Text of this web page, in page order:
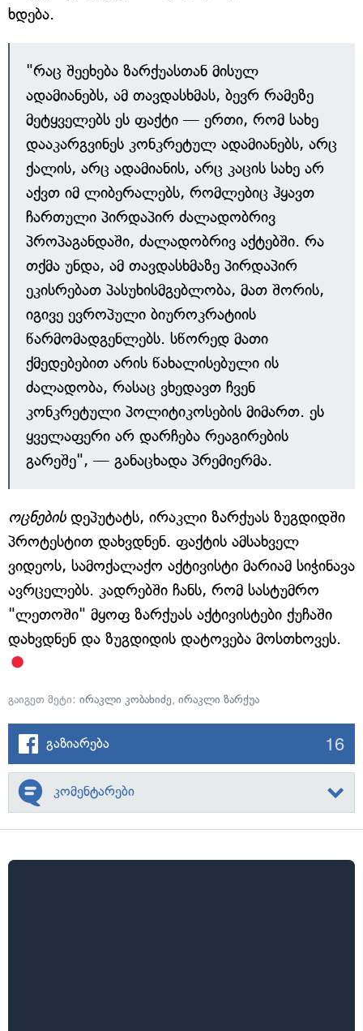
ხდება.
"რაც შეეხება ზარქუასთან მისულ
ადამიანებს, ამ თავდასხმას, ბევრ რამეზე
მეტყველებს ეს ფაქტი — ერთი, რომ სახე
დააკარგვინეს კონკრეტულ ადამიანებს, არც
ქალის, არც ადამიანის, არც კაცის სახე არ
აქვთ იმ ლიბერალებს, რომლებიც ჰყავთ
ჩართული პირდაპირ ძალადობრივ
პროპაგანდაში, ძალადობრივ აქტებში. რა
თქმა უნდა, ამ თავდასხმაზე პირდაპირ
ეკისრებათ პასუხისმგებლობა, მათ შორის,
იგივე ევროპული ბიუროკრატიის
წარმომადგენლებს. სწორედ მათი
ქმედებებით არის წახალისებული ის
ძალადობა, რასაც ვხედავთ ჩვენ
კონკრეტული პოლიტიკოსების მიმართ. ეს
ყველაფერი არ დარჩება რეაგირების
გარეშე", — განაცხადა პრემიერმა.
ოცნებისდეპუტატს, ირაკლი ზარქუას ზუგდიდში
პროტესტით დახვდნენ. ფაქტის ამსახველ
ვიდეოს, სამოქალაქო აქტივისტი მარიამ სიჭინავა
ავრცელებს. კადრებში ჩანს, რომ სასტუმრო
"ლეთოში" მყოფ ზარქუას აქტივისტები ქუჩაში
დახვდნენ და ზუგდიდის დატოვება მოსთხოვეს.
გაიგეთ მეტი: ირაკლი კობახიძე, ირაკლი ზარქუა
გაზიარება 16
კომენტარები